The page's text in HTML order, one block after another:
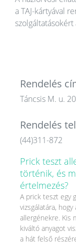
a TAJ-kártyával
Rendelés
Táncsis M. u.
Rendelés
(44)311-872
Prick teszt
történik, és
értelmezés?
A prick teszt egy
vizsgálatára,
allergénekre. Kis
kiváltó anyagot
a hát felső